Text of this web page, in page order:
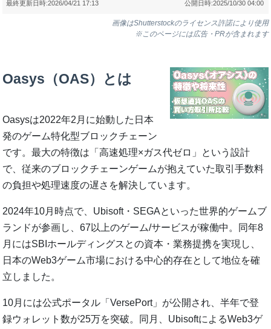
公開日時:2025/10/30 04:00
最終更新日時:2026/04/21 17:13
画像はShutterstockのライセンス許諾により使用
※このページには広告・PRが含まれます
Oasys（OAS）とは
Oasysは2022年2月に始動した日本
発のゲーム特化型ブロックチェーン
です。最大の特徴は「高速処理×ガス代ゼロ」という設計
で、従来のブロックチェーンゲームが抱えていた取引手数料
の負担や処理速度の遅さを解決しています。
2024年10月時点で、Ubisoft・SEGAといった世界的ゲームブ
ランドが参画し、67以上のゲーム/サービスが稼働中。同年8
月にはSBIホールディングスとの資本・業務提携を実現し、
日本のWeb3ゲーム市場における中心的存在として地位を確
立しました。
10月には公式ポータル「VersePort」が公開され、半年で登
録ウォレット数が25万を突破。同月、UbisoftによるWeb3ゲ